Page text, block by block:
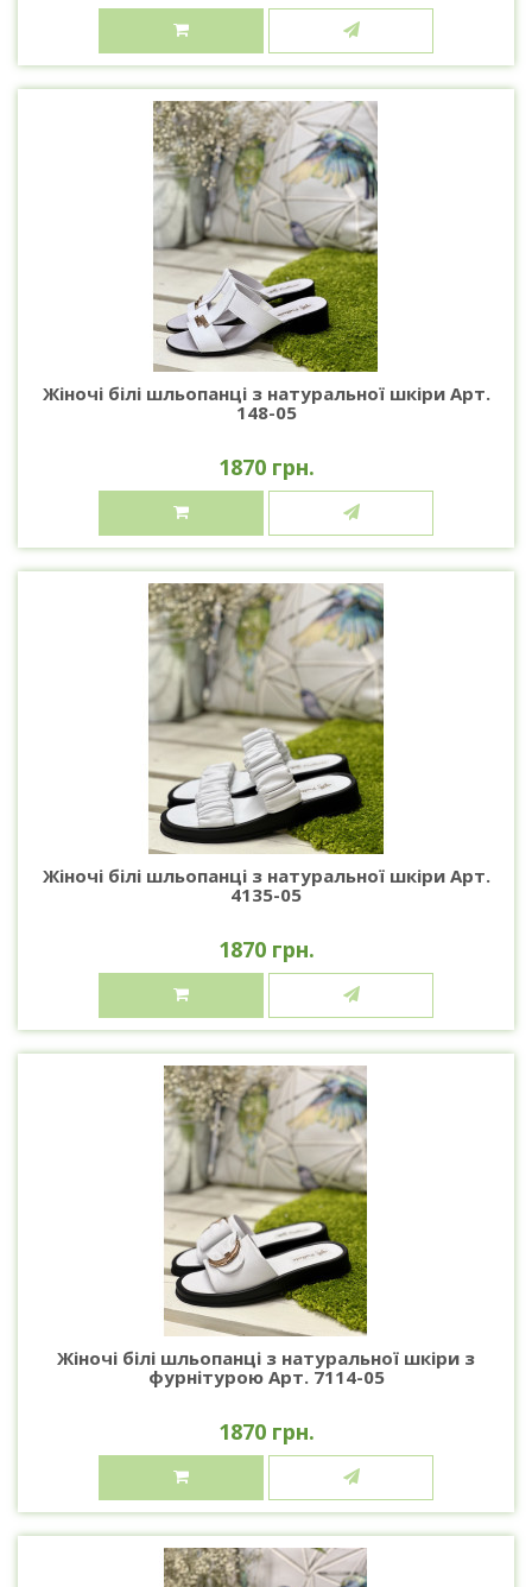
Жіночі білі шльопанці з натуральної шкіри Арт.
148-05
1870 грн.
Жіночі білі шльопанці з натуральної шкіри Арт.
4135-05
1870 грн.
Жіночі білі шльопанці з натуральної шкіри з
фурнітурою Арт. 7114-05
1870 грн.